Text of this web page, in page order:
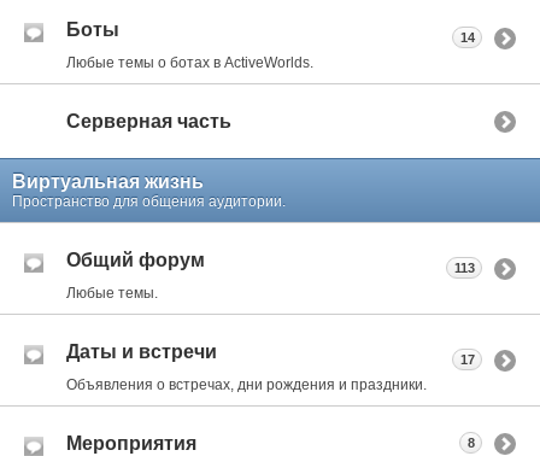
Боты
Любые темы о ботах в ActiveWorlds.
14
Серверная часть
Виртуальная жизнь
Пространство для общения аудитории.
Общий форум
Любые темы.
113
Даты и встречи
Объявления о встречах, дни рождения и праздники.
17
Мероприятия 8